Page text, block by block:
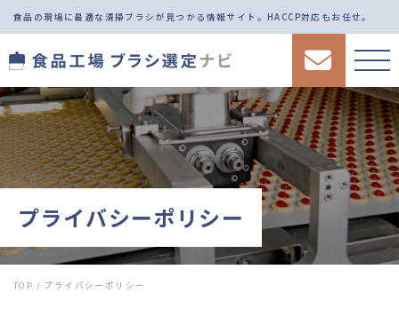
食品の現場に最適な清掃ブラシが見つかる情報サイト。 HACCP対応もお任せ。
プライバシーポリシー
TOP / プライバシーポリシー